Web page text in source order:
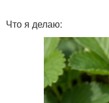
Что я делаю: